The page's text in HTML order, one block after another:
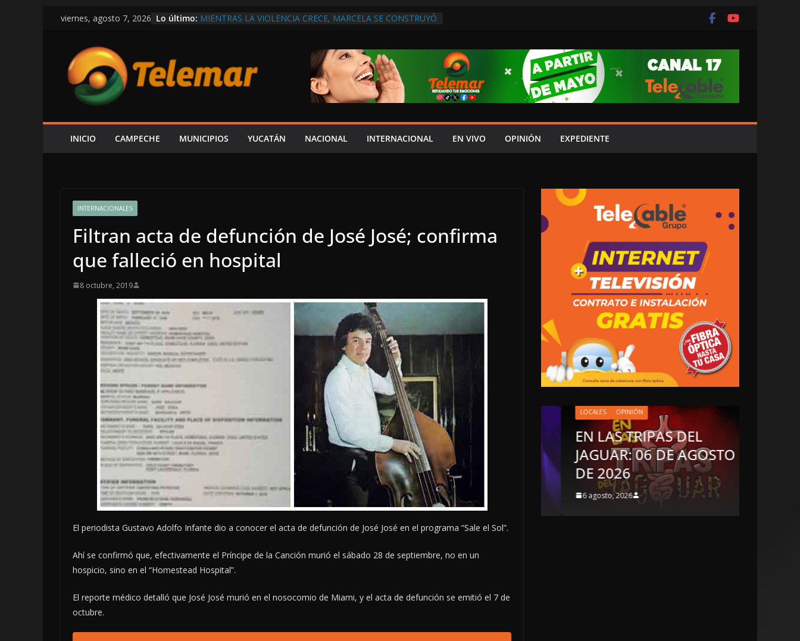
Saltar
contenido
viernes, agosto 7, 2026 Lo último: MIENTRAS LA VIOLENCIA CRECE, MARCELA SE CONSTRUYÓ
ECONOMÍA Y GENERAR EMPLEOS
AUNQUE PROTEXA NO PAGA A PROVEEDORES, PEMEX LA
PREMIA CON CONTRATO
CONFIRMA REHN QUE HAY UN PROYECTO PARA
CONSTRUIR CENTRO CULTURAL MULTIFUNCIONAL EN EL
ESPERA ALCUDIA AUTORIZACIÓN MÉDICA PARA FIJAR
AUDIENCIA AL PRESUNTO RESPONSABLE DEL ACCIDENTE
INICIO CAMPECHE MUNICIPIOS YUCATÁN NACIONAL INTERNACIONAL EN VIVO OPINIÓN EXPEDIENTE
INTERNACIONALES
Filtran acta de defunción de José José; confirma
que falleció en hospital
8 octubre, 2019
El periodista Gustavo Adolfo Infante dio a conocer el acta de defunción de José José en el programa “Sale el Sol”.
Ahí se confirmó que, efectivamente el Príncipe de la Canción murió el sábado 28 de septiembre, no en un
hospicio, sino en el “Homestead Hospital”.
El reporte médico detalló que José José murió en el nosocomio de Miami, y el acta de defunción se emitió el 7 de
octubre.
LOCALES OPINIÓN
INCANSABLE ACOSO
5 agosto, 2026
LOCALES OPINIÓN
LUJOS SUBSIDIADOS
6 agosto, 2026
LOCALES OPINIÓN
EN LAS TRIPAS DEL
JAGUAR: 06 DE AGOSTO
DE 2026
6 agosto, 2026